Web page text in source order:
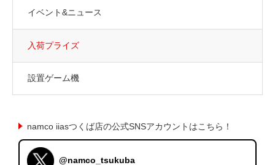
イベント&ニュース
入荷プライズ
設置ゲーム機
namco iiasつくば店の公式SNSアカウントはこちら！
@namco_tsukuba